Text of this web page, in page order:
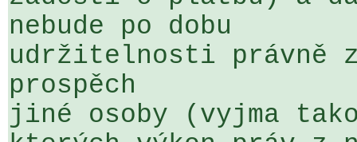
nebude po dobu
udržitelnosti právně
prospěch
jiné osoby (vyjma